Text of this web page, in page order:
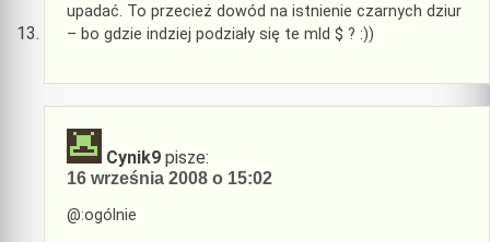
upadać. To przecież dowód na istnienie czarnych dziur
– bo gdzie indziej podziały się te mld $ ? :))
Cynik9 pisze:
16 września 2008 o 15:02
@:ogólnie